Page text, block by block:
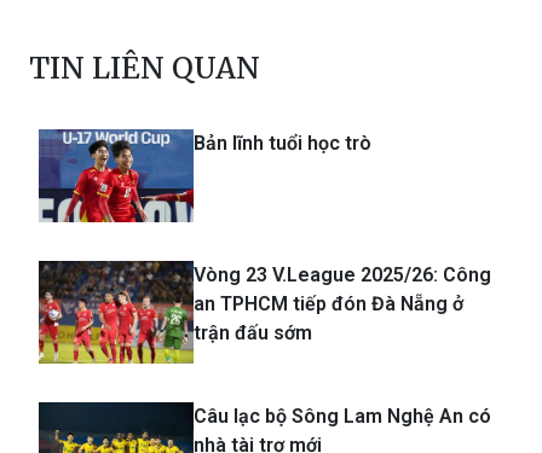
hải phòng
TIN LIÊN QUAN
trận đấu sớm